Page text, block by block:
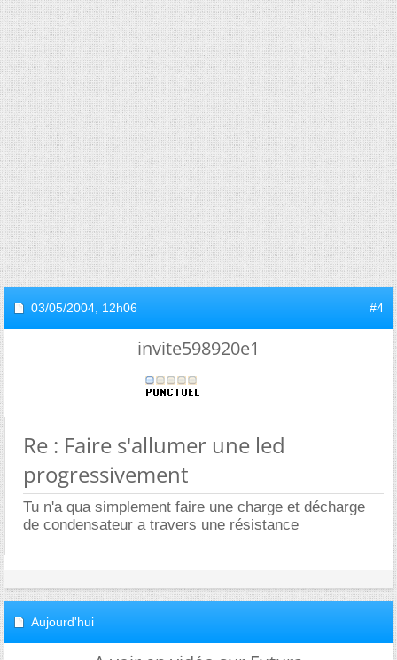
03/05/2004, 12h06 #4
invite598920e1
Re : Faire s'allumer une led
progressivement
Tu n'a qua simplement faire une charge et décharge
de condensateur a travers une résistance
Aujourd'hui